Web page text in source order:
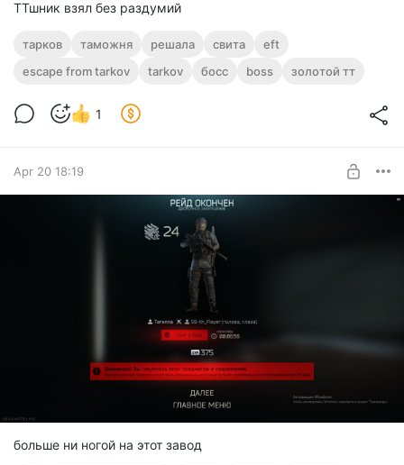
ТТшник взял без раздумий
тарков таможня решала свита
eft
escape from tarkov
tarkov босс boss золотой тт
1
Apr 20 18:19
больше ни ногой на этот завод